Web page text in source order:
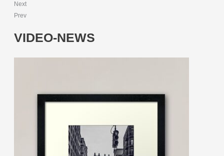
Next
Prev
VIDEO-NEWS